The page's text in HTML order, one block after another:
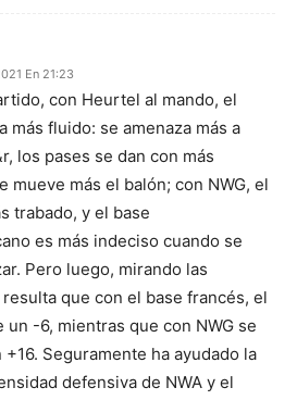
En 21:23
con Heurtel al mando, el
más fluido: se amenaza más a
los pases se dan con más
mueve más el balón; con NWG, el
trabado, y el base
es más indeciso cuando se
Pero luego, mirando las
que con el base francés, el
un -6, mientras que con NWG se
Seguramente ha ayudado la
defensiva de NWA y el